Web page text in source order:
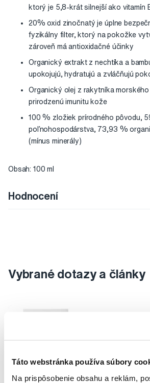
Táto webstránka používa súbory
Na prispôsobenie obsahu a reklám,
ktorý je 5,8-krát silnejší ako vitamín
20% oxid zinočnatý je úplne
fyzikálny filter, ktorý na pokožke
zároveň má antioxidačné účinky
Organický extrakt z nechtíka a
upokojujú, hydratujú a zvláčňujú
Organický olej z rakytníka
prirodzenú imunitu kože
100 % zložiek prírodného pôvodu,
poľnohospodárstva, 73,93 %
(mínus minerály)
Obsah: 100 ml
Hodnocení
Vybrané dotazy a články